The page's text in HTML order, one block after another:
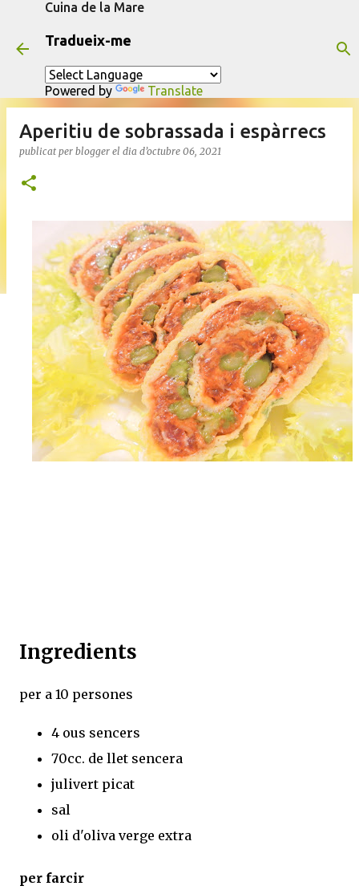
Cuina de la Mare
Tradueix-me
Powered by Translate
Aperitiu de sobrassada i espàrrecs
publicat per blogger el dia d’octubre 06, 2021
Ingredients
per a 10 persones
4 ous sencers
70cc. de llet sencera
julivert picat
sal
oli d'oliva verge extra
per farcir